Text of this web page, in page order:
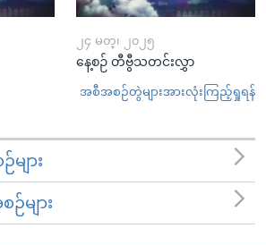
၂၄ မတ္၊ ၂၀၂၅
နေ့စဉ် တီဗွီသတင်းလွှာ
အစီအစဉ်တွဲများအားလုံးကြည့်ရှုရန်
ျား
များ